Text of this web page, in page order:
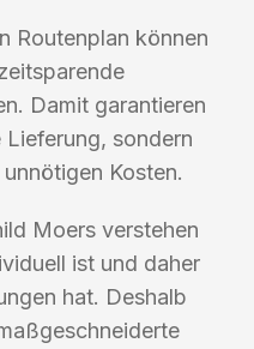
Routenplan können
Damit garantieren
sondern
Kosten.
Moers verstehen
ist und daher
hat. Deshalb